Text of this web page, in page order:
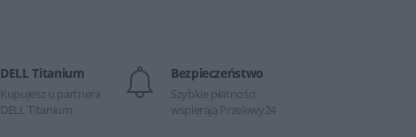
DELL Titanium
Kupujesz u partnera
DELL Titanium
Bezpieczeństwo
Szybkie płatności
wspierają Przelewy24